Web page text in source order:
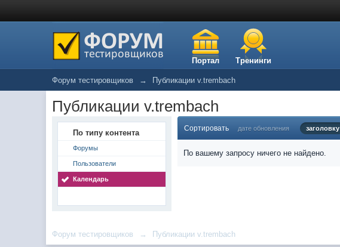
Портал Тренинги
Форум тестировщиков → Публикации v.trembach
Публикации v.trembach
По типу контента
Форумы
Пользователи
Календарь
Сортировать дате обновления заголовку
По вашему запросу ничего не найдено.
Форум тестировщиков → Публикации v.trembach